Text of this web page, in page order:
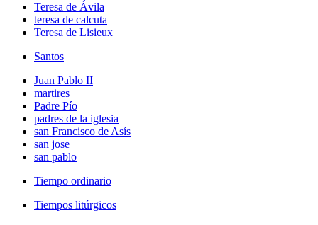
Teresa de Ávila
teresa de calcuta
Teresa de Lisieux
Santos
Juan Pablo II
martires
Padre Pío
padres de la iglesia
san Francisco de Asís
san jose
san pablo
Tiempo ordinario
Tiempos litúrgicos